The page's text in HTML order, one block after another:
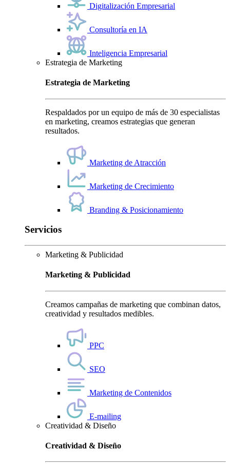
Digitalización Empresarial
Consultoría en IA
Inteligencia Empresarial
Estrategia de Marketing
Estrategia de Marketing
Respaldados por un equipo de más de 30 especialistas
en marketing, creamos estrategias que generan
resultados.
Marketing de Atracción
Marketing de Crecimiento
Branding & Posicionamiento
Servicios
Marketing & Publicidad
Marketing & Publicidad
Creamos campañas de marketing que combinan datos,
creatividad y resultados medibles.
PPC
SEO
Marketing de Contenidos
E-mailing
Creatividad & Diseño
Creatividad & Diseño